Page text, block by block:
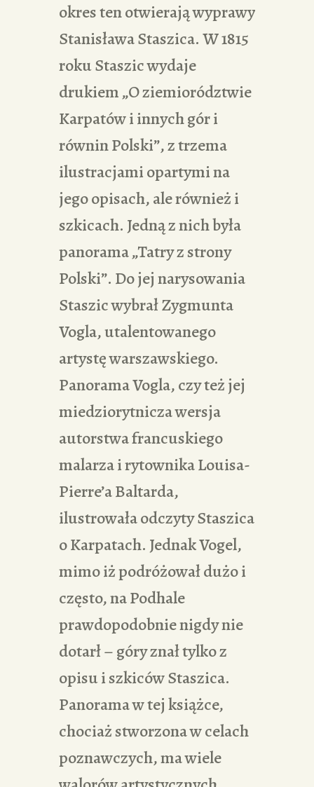
okres ten otwierają wyprawy
Stanisława Staszica. W 1815
roku Staszic wydaje
drukiem „O ziemiorództwie
Karpatów i innych gór i
równin Polski”, z trzema
ilustracjami opartymi na
jego opisach, ale również i
szkicach. Jedną z nich była
panorama „Tatry z strony
Polski”. Do jej narysowania
Staszic wybrał Zygmunta
Vogla, utalentowanego
artystę warszawskiego.
Panorama Vogla, czy też jej
miedziorytnicza wersja
autorstwa francuskiego
malarza i rytownika Louisa-
Pierre’a Baltarda,
ilustrowała odczyty Staszica
o Karpatach. Jednak Vogel,
mimo iż podróżował dużo i
często, na Podhale
prawdopodobnie nigdy nie
dotarł – góry znał tylko z
opisu i szkiców Staszica.
Panorama w tej książce,
chociaż stworzona w celach
poznawczych, ma wiele